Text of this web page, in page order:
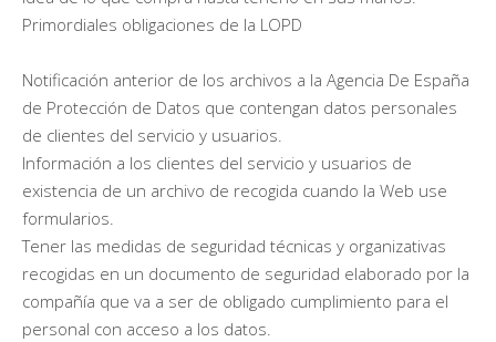
Primordiales obligaciones de la LOPD
Notificación anterior de los archivos a la Agencia De España
de Protección de Datos que contengan datos personales
de clientes del servicio y usuarios.
Información a los clientes del servicio y usuarios de
existencia de un archivo de recogida cuando la Web use
formularios.
Tener las medidas de seguridad técnicas y organizativas
recogidas en un documento de seguridad elaborado por la
compañía que va a ser de obligado cumplimiento para el
personal con acceso a los datos.